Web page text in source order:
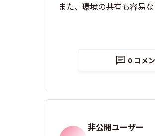
また、環境の共有も容易
0 コメ
非公開ユーザー